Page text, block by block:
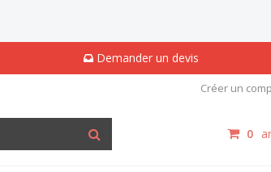
Demander un devis
Créer un
0